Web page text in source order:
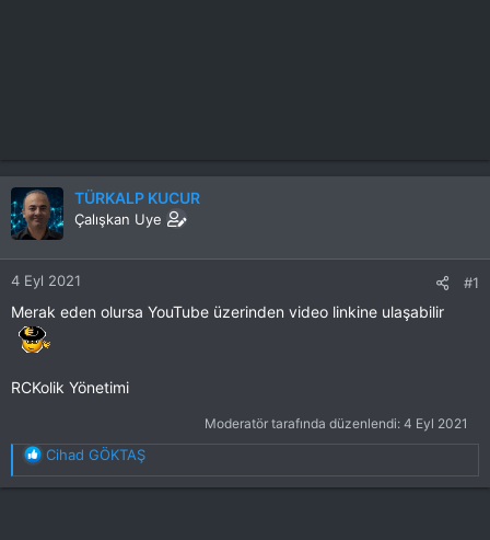
TÜRKALP KUCUR
Çalışkan Uye
4 Eyl 2021 #1
Merak eden olursa YouTube üzerinden video linkine ulaşabilir
RCKolik Yönetimi
Moderatör tarafında düzenlendi: 4 Eyl 2021
T
e
p
Cihad GÖKTAŞ